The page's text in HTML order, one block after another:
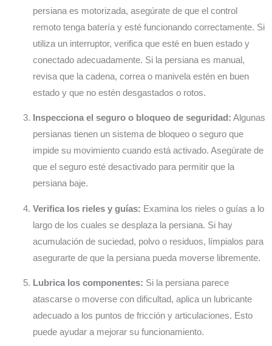
persiana es motorizada, asegúrate de que el control
remoto tenga batería y esté funcionando correctamente. Si
utiliza un interruptor, verifica que esté en buen estado y
conectado adecuadamente. Si la persiana es manual,
revisa que la cadena, correa o manivela estén en buen
estado y que no estén desgastados o rotos.
Inspecciona el seguro o bloqueo de seguridad: Algunas
persianas tienen un sistema de bloqueo o seguro que
impide su movimiento cuando está activado. Asegúrate de
que el seguro esté desactivado para permitir que la
persiana baje.
Verifica los rieles y guías: Examina los rieles o guías a lo
largo de los cuales se desplaza la persiana. Si hay
acumulación de suciedad, polvo o residuos, límpialos para
asegurarte de que la persiana pueda moverse libremente.
Lubrica los componentes: Si la persiana parece
atascarse o moverse con dificultad, aplica un lubricante
adecuado a los puntos de fricción y articulaciones. Esto
puede ayudar a mejorar su funcionamiento.